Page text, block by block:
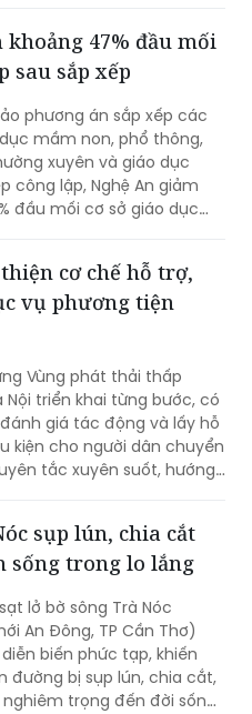
47% đầu mối
sau sắp xếp
phương án sắp xếp các
mầm non, phổ thông,
xuyên và giáo dục
công lập, Nghệ An giảm
đầu mối cơ sở giáo dục
cơ chế hỗ trợ,
vụ phương tiện
Vùng phát thải thấp
Nội triển khai từng bước, có
giá tác động và lấy hỗ
kiện cho người dân chuyển
tắc xuyên suốt, hướng
đại và xây dựng Thủ đô
bền vững.
sụp lún, chia cắt
sống trong lo lắng
lở bờ sông Trà Nóc
An Đông, TP Cần Thơ)
biến phức tạp, khiến
đường bị sụp lún, chia cắt,
trọng đến đời sống